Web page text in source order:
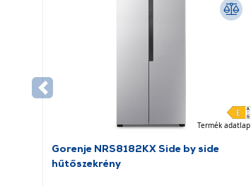
Termék adatlap
Gorenje NRS8182KX Side by side
hűtőszekrény